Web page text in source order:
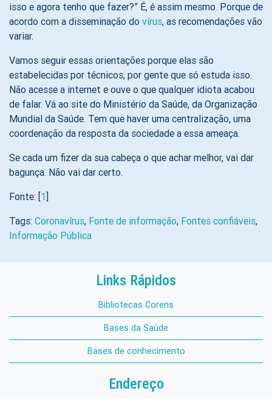
isso e agora tenho que fazer?” É, é assim mesmo. Porque de
acordo com a disseminação do vírus, as recomendações vão
variar.
Vamos seguir essas orientações porque elas são
estabelecidas por técnicos, por gente que só estuda isso.
Não acesse a internet e ouve o que qualquer idiota acabou
de falar. Vá ao site do Ministério da Saúde, da Organização
Mundial da Saúde. Tem que haver uma centralização, uma
coordenação da resposta da sociedade a essa ameaça.
Se cada um fizer da sua cabeça o que achar melhor, vai dar
bagunça. Não vai dar certo.
Fonte: [1]
Tags: Coronavírus, Fonte de informação, Fontes confiáveis,
Informação Pública
Links Rápidos
Bibliotecas Corens
Bases da Saúde
Bases de conhecimento
Endereço